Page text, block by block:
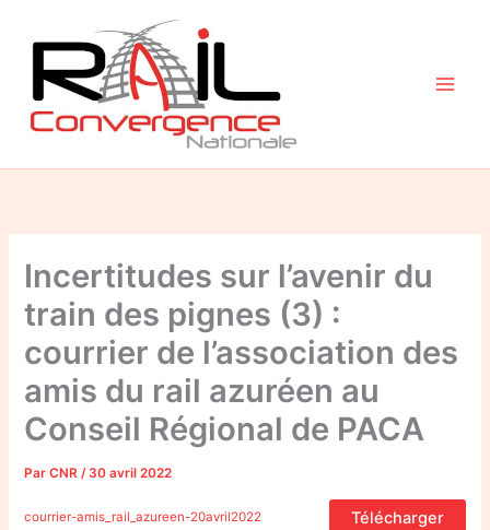
contenu
Incertitudes sur l’avenir du
train des pignes (3) :
courrier de l’association des
amis du rail azuréen au
Conseil Régional de PACA
ParCNR/ 30 avril 2022
courrier-amis_rail_azureen-20avril2022 Télécharger